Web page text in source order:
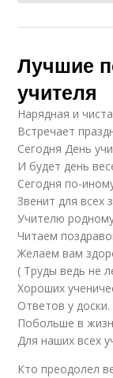
Лучшие
учителя
Нарядная и
Встречает
Сегодня День
И будет день
Сегодня по-
Звенит для всех
Учителю
Читаем
Желаем вам
( Труды ведь не
Хороших
Ответов у доски.
Побольше в
Для наших всех
Кто преодолел